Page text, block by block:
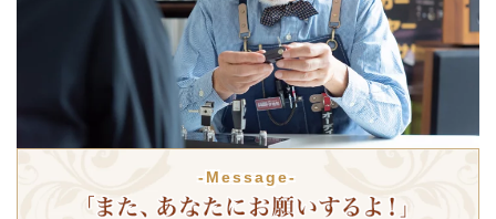
-Message-